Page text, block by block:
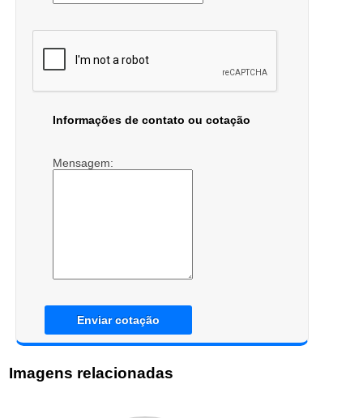
Informações de contato ou cotação
Mensagem:
Enviar cotação
Imagens relacionadas